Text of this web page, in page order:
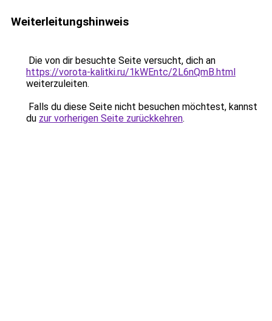
Weiterleitungshinweis
Die von dir besuchte Seite versucht, dich an
https://vorota-kalitki.ru/1kWEntc/2L6nQmB.html
weiterzuleiten.
Falls du diese Seite nicht besuchen möchtest, kannst
du zur vorherigen Seite zurückkehren.